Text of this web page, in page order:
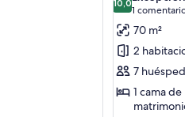
las
fotos
de
familiar,
2
10,010,0 de 10
1
(1
70 m²
2
7
1 cama